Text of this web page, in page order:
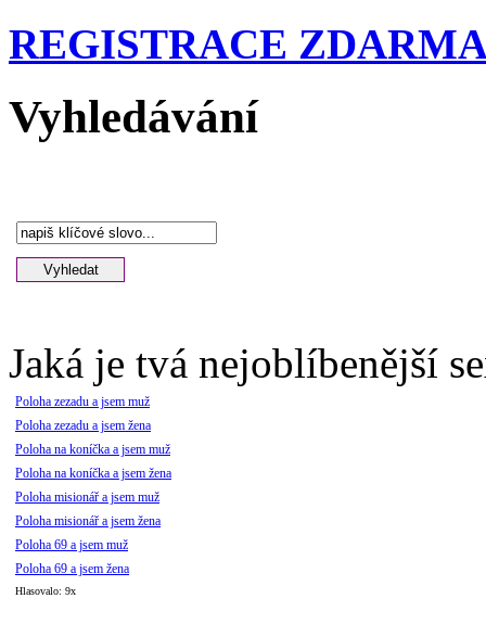
REGISTRACE
Vyhledávání
Jaká je tvá nejoblíbenější
Poloha zezadu a jsem muž
Poloha zezadu a jsem žena
Poloha na koníčka a jsem muž
Poloha na koníčka a jsem žena
Poloha misionář a jsem muž
Poloha misionář a jsem žena
Poloha 69 a jsem muž
Poloha 69 a jsem žena
Hlasovalo: 9x